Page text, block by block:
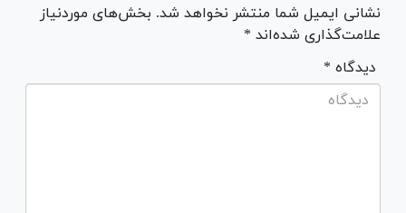
نشانی ایمیل شما منتشر نخواهد شد. بخش‌های موردنیاز
علامت‌گذاری شده‌اند *
* دیدگاه